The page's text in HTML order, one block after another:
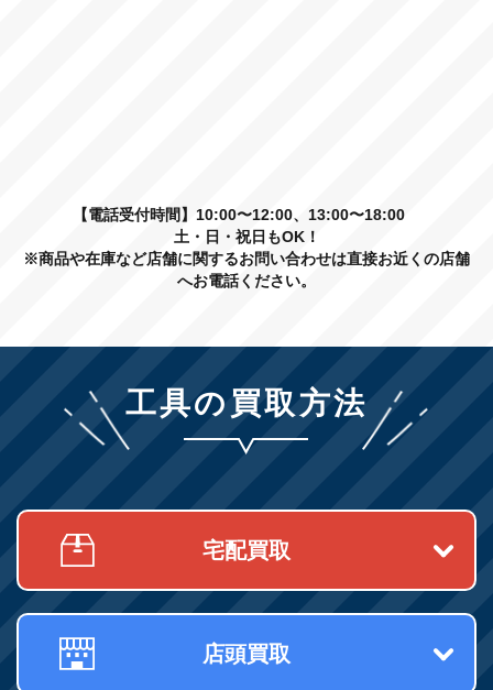
【電話受付時間】10:00〜12:00、13:00〜18:00
土・日・祝日もOK！
※商品や在庫など店舗に関するお問い合わせは直接お近くの店舗
へお電話ください。
工具の買取方法
宅配買取
店頭買取